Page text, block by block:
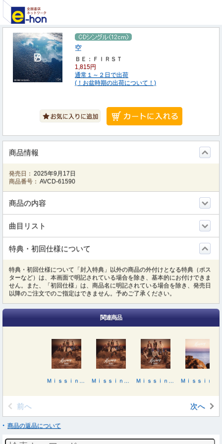
空
ＢＥ：ＦＩＲＳＴ
1,815円
通常１～２日で出荷
(！お盆時期の出荷について！)
商品情報
発売日： 2025年9月17日
商品番号： AVCD-61590
商品の内容
曲目リスト
特典・初回仕様について
特典・初回仕様について「封入特典」以外の商品の外付けとなる特典（ポス
ターなど）は、本画面で明記されている場合を除き、基本的にお付けできま
せん。また、「初回仕様」は、商品名に明記されている場合を除き、発売日
以降のご注文でのご指定はできません。予めご了承ください。
関連商品
Ｍｉｓｓｉｎｇ
前へ 次へ
商品の返品について